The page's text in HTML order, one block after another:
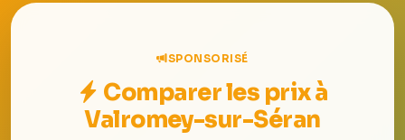
SPONSORISÉ
Comparer les prix à
Valromey-sur-Séran